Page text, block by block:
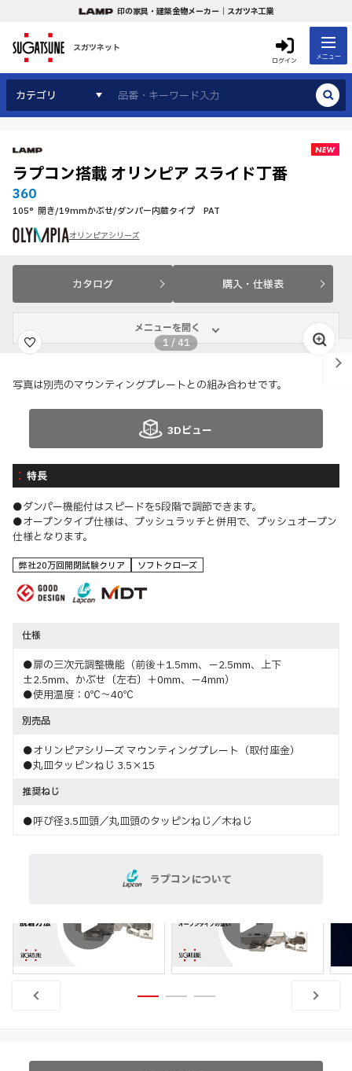
印の家具・建築金物メーカー｜スガツネ工業
スガツネット
ログイン メニュー
カテゴリ
ラプコン搭載 オリンピア スライド丁番
360
105°開き/19mmかぶせ/ダンパー内蔵タイプ PAT
オリンピアシリーズ
カタログ 購入・仕様表
メニューを開く
1 /41
写真は別売のマウンティングプレートとの組み合わせです。
3Dビュー
特長
●ダンパー機能付はスピードを5段階で調節できます。
●オープンタイプ仕様は、プッシュラッチと併用で、プッシュオープン
仕様となります。
弊社20万回開閉試験クリア ソフトクローズ
仕様
●扉の三次元調整機能（前後＋1.5mm、－2.5mm、上下
±2.5mm、かぶせ〔左右〕＋0mm、－4mm）
●使用温度：0℃～40℃
別売品
●オリンピアシリーズ マウンティングプレート（取付座金）
●丸皿タッピンねじ 3.5×15
推奨ねじ
●呼び径3.5皿頭／丸皿頭のタッピンねじ／木ねじ
ラプコンについて
脱着方法 開き方の違い